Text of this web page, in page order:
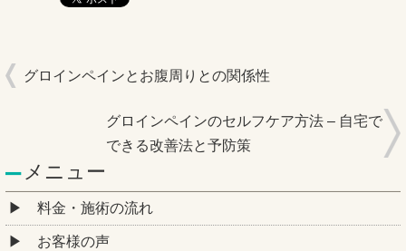
グロインペインとお腹周りとの関係性
グロインペインのセルフケア方法 – 自宅で
できる改善法と予防策
メニュー
料金・施術の流れ
お客様の声